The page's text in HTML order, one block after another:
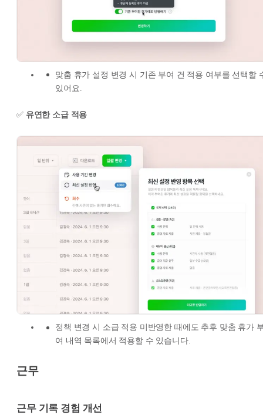
맞춤 휴가 설정 변경 시 기존 부여 건 적용 여부를 선택할
있어요.
✅ 유연한 소급 적용
정책 변경 시 소급 적용 미반영한 때에도 추후 맞춤 휴가
여 내역 목록에서 적용할 수 있습니다.
근무
근무 기록 경험 개선